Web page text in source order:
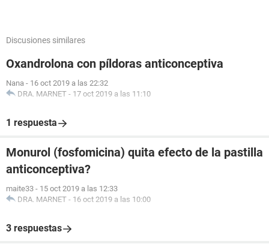
Discusiones similares
Oxandrolona con píldoras anticonceptiva
Nana - 16 oct 2019 a las 22:32
DRA. MARNET - 17 oct 2019 a las 11:10
1 respuesta
Monurol (fosfomicina) quita efecto de la pastilla
anticonceptiva?
maite33 - 15 oct 2019 a las 12:33
DRA. MARNET - 16 oct 2019 a las 10:00
3 respuestas